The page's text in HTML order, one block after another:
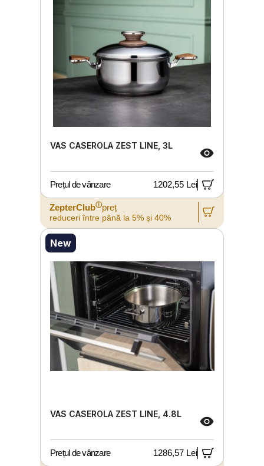
VAS CASEROLA ZEST LINE, 3L
Prețul de vânzare 1202,55 Lei
ZepterClubⓘpreț
reduceri între până la 5% și 40%
New
VAS CASEROLA ZEST LINE, 4.8L
Prețul de vânzare 1286,57 Lei